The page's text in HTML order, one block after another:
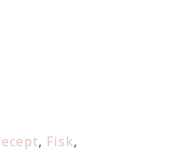
, Fisk,